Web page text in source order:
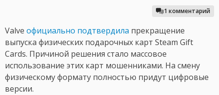
1 комментарий
Valve официально подтвердила прекращение
выпуска физических подарочных карт Steam Gift
Cards. Причиной решения стало массовое
использование этих карт мошенниками. На смену
физическому формату полностью придут цифровые
версии.